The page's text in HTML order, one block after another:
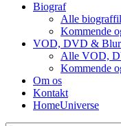
Biograf
Alle
Kommende
VOD, DVD &
Alle VOD,
Kommende
Om os
Kontakt
HomeUniverse